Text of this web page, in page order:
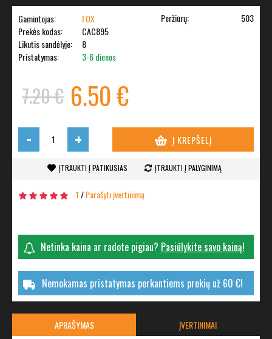
Gamintojas:
FOX
Prekės kodas:
CAC895
Likutis sandėlyje:
8
Pristatymas:
3-6 dienos
Peržiūrų: 503
7.20 € 6.50 €
- + Į KREPŠELĮ
ĮTRAUKTI Į PATIKUSIAS ĮTRAUKTI Į PALYGINIMĄ
1/Parašyti įvertinimą
Netinka kaina ar radote pigiau? Pasiūlykite savo kainą!
Nemokamas pristatymas perkantiems prekių už 60 €!
APRAŠYMAS ĮVERTINIMAI